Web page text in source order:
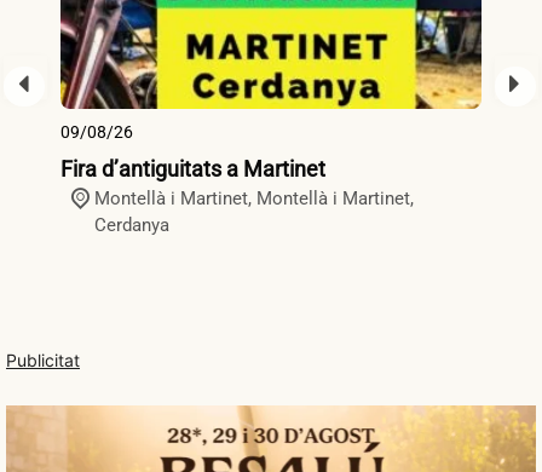
09/08/26
Fira d’antiguitats a Martinet
Montellà i Martinet, Montellà i Martinet,
Cerdanya
Publicitat